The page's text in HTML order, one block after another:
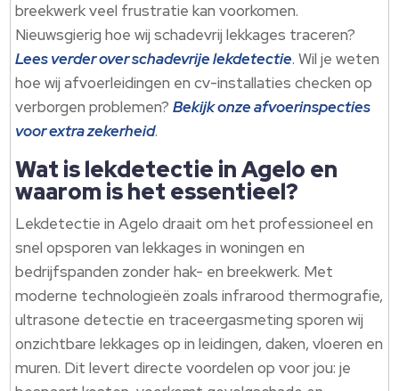
breekwerk veel frustratie kan voorkomen.
Nieuwsgierig hoe wij schadevrij lekkages traceren?
Lees verder over schadevrije lekdetectie. Wil je weten
hoe wij afvoerleidingen en cv-installaties checken op
verborgen problemen?Bekijk onze afvoerinspecties
voor extra zekerheid.
Wat is lekdetectie in Agelo en
waarom is het essentieel?
Lekdetectie in Agelo draait om het professioneel en
snel opsporen van lekkages in woningen en
bedrijfspanden zonder hak- en breekwerk. Met
moderne technologieën zoals infrarood thermografie,
ultrasone detectie en traceergasmeting sporen wij
onzichtbare lekkages op in leidingen, daken, vloeren en
muren. Dit levert directe voordelen op voor jou: je